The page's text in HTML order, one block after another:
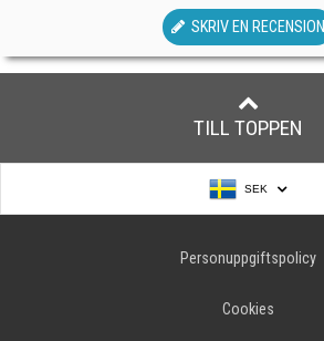
SKRIV EN RECENSION
TILL TOPPEN
SEK
Personuppgiftspolicy
Cookies